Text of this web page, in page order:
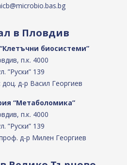
в Пловдив
биосистеми”
п.к. 4000
”Руски” 139
д-р Васил Георгиев
“Метаболомика”
п.к. 4000
”Руски” 139
д-р Милен Георгиев